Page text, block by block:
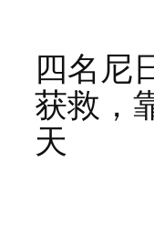
四名尼
获救，
天